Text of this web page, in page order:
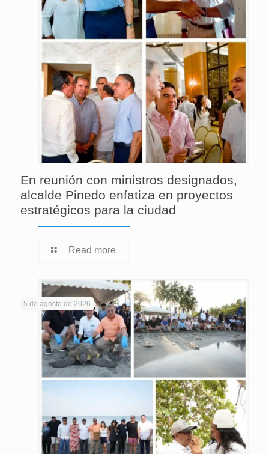
En reunión con ministros designados,
alcalde Pinedo enfatiza en proyectos
estratégicos para la ciudad
Read more
5 de agosto de 2026